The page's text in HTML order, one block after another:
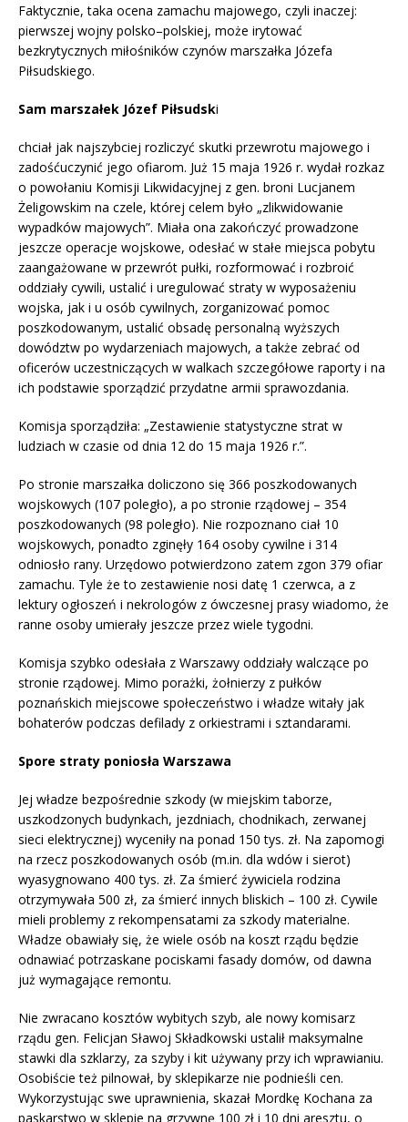
Faktycznie, taka ocena zamachu majowego, czyli inaczej:
pierwszej wojny polsko–polskiej, może irytować
bezkrytycznych miłośników czynów marszałka Józefa
Piłsudskiego.
Sam marszałek Józef Piłsudski
chciał jak najszybciej rozliczyć skutki przewrotu majowego i
zadośćuczynić jego ofiarom. Już 15 maja 1926 r. wydał rozkaz
o powołaniu Komisji Likwidacyjnej z gen. broni Lucjanem
Żeligowskim na czele, której celem było „zlikwidowanie
wypadków majowych”. Miała ona zakończyć prowadzone
jeszcze operacje wojskowe, odesłać w stałe miejsca pobytu
zaangażowane w przewrót pułki, rozformować i rozbroić
oddziały cywili, ustalić i uregulować straty w wyposażeniu
wojska, jak i u osób cywilnych, zorganizować pomoc
poszkodowanym, ustalić obsadę personalną wyższych
dowództw po wydarzeniach majowych, a także zebrać od
oficerów uczestniczących w walkach szczegółowe raporty i na
ich podstawie sporządzić przydatne armii sprawozdania.
Komisja sporządziła: „Zestawienie statystyczne strat w
ludziach w czasie od dnia 12 do 15 maja 1926 r.”.
Po stronie marszałka doliczono się 366 poszkodowanych
wojskowych (107 poległo), a po stronie rządowej – 354
poszkodowanych (98 poległo). Nie rozpoznano ciał 10
wojskowych, ponadto zginęły 164 osoby cywilne i 314
odniosło rany. Urzędowo potwierdzono zatem zgon 379 ofiar
zamachu. Tyle że to zestawienie nosi datę 1 czerwca, a z
lektury ogłoszeń i nekrologów z ówczesnej prasy wiadomo, że
ranne osoby umierały jeszcze przez wiele tygodni.
Komisja szybko odesłała z Warszawy oddziały walczące po
stronie rządowej. Mimo porażki, żołnierzy z pułków
poznańskich miejscowe społeczeństwo i władze witały jak
bohaterów podczas defilady z orkiestrami i sztandarami.
Spore straty poniosła Warszawa
Jej władze bezpośrednie szkody (w miejskim taborze,
uszkodzonych budynkach, jezdniach, chodnikach, zerwanej
sieci elektrycznej) wyceniły na ponad 150 tys. zł. Na zapomogi
na rzecz poszkodowanych osób (m.in. dla wdów i sierot)
wyasygnowano 400 tys. zł. Za śmierć żywiciela rodzina
otrzymywała 500 zł, za śmierć innych bliskich – 100 zł. Cywile
mieli problemy z rekompensatami za szkody materialne.
Władze obawiały się, że wiele osób na koszt rządu będzie
odnawiać potrzaskane pociskami fasady domów, od dawna
już wymagające remontu.
Nie zwracano kosztów wybitych szyb, ale nowy komisarz
rządu gen. Felicjan Sławoj Składkowski ustalił maksymalne
stawki dla szklarzy, za szyby i kit używany przy ich wprawianiu.
Osobiście też pilnował, by sklepikarze nie podnieśli cen.
Wykorzystując swe uprawnienia, skazał Mordkę Kochana za
paskarstwo w sklepie na grzywnę 100 zł i 10 dni aresztu, o